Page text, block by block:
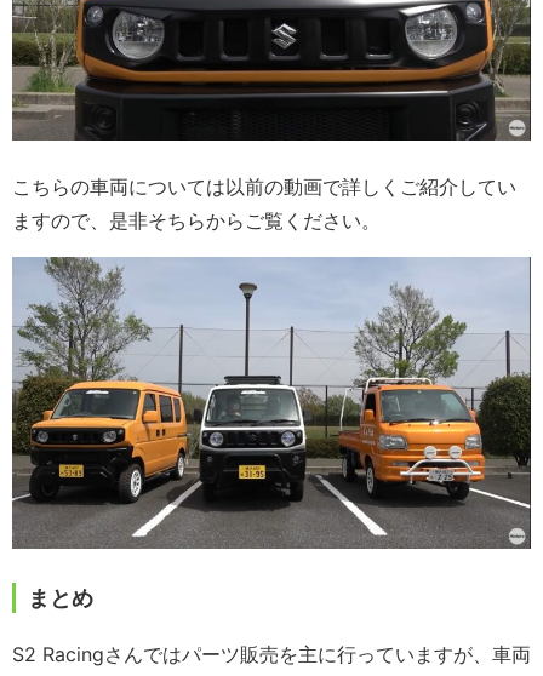
こちらの車両については以前の動画で詳しくご紹介してい
ますので、是非そちらからご覧ください。
まとめ
S2 Racingさんではパーツ販売を主に行っていますが、車両